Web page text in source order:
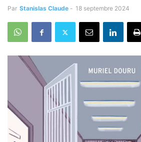
Par Stanislas Claude - 18 septembre 2024